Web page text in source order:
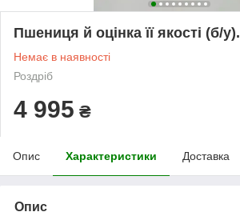
Пшениця й оцінка її якості (б/у).
Немає в наявності
Роздріб
4 995 ₴
Опис Характеристики Доставка
Опис